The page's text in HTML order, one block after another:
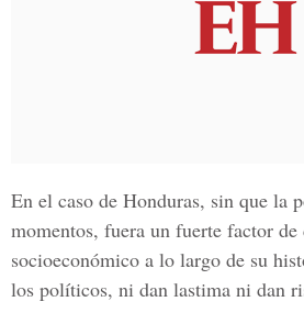
En el caso de Honduras, sin que la
momentos, fuera un fuerte factor de
socioeconómico a lo largo de su
los políticos, ni dan lastima ni dan